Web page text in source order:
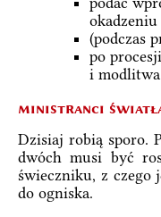
okadzeniu
(podczas
po
i modlitwa
ministranci
Dzisiaj robią sporo.
dwóch musi być
świeczniku, z czego
do ogniska.